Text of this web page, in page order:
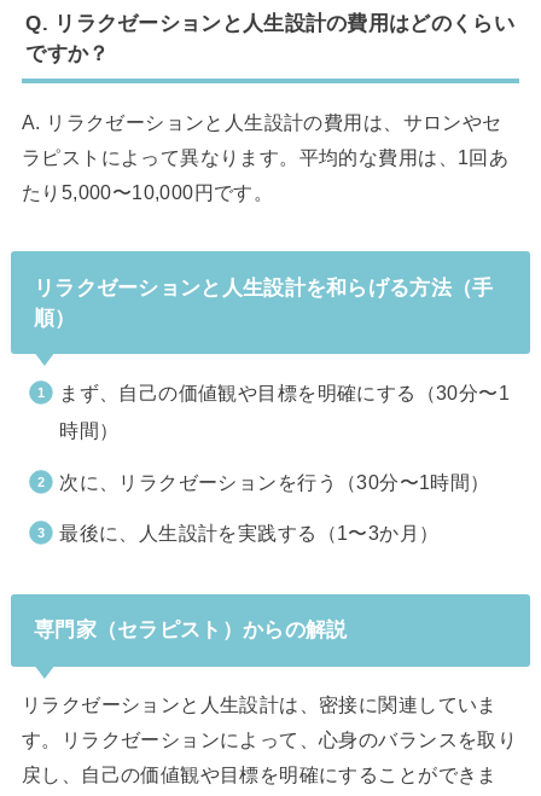
Q. リラクゼーションと人生設計の費用はどのくらい
ですか？
A. リラクゼーションと人生設計の費用は、サロンやセ
ラピストによって異なります。平均的な費用は、1回あ
たり5,000〜10,000円です。
リラクゼーションと人生設計を和らげる方法（手
順）
まず、自己の価値観や目標を明確にする（30分〜1
時間）
次に、リラクゼーションを行う（30分〜1時間）
最後に、人生設計を実践する（1〜3か月）
専門家（セラピスト）からの解説
リラクゼーションと人生設計は、密接に関連していま
す。リラクゼーションによって、心身のバランスを取り
戻し、自己の価値観や目標を明確にすることができま